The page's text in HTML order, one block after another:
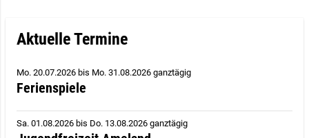
Aktuelle Termine
Mo. 20.07.2026 bis Mo. 31.08.2026 ganztägig
Ferienspiele
Sa. 01.08.2026 bis Do. 13.08.2026 ganztägig